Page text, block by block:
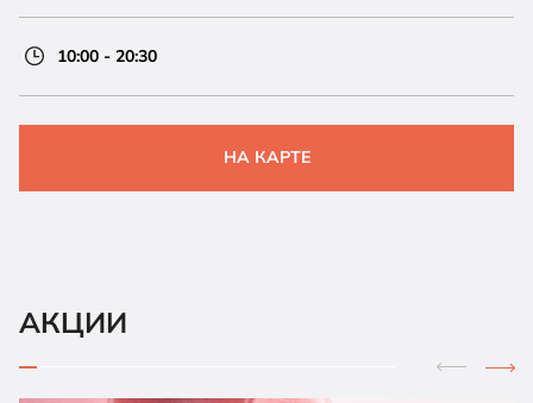
10:00 - 20:30
НА КАРТЕ
АКЦИИ